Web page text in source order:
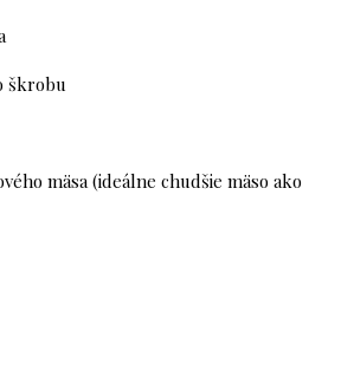
škrobu
mäsa (ideálne chudšie mäso ako